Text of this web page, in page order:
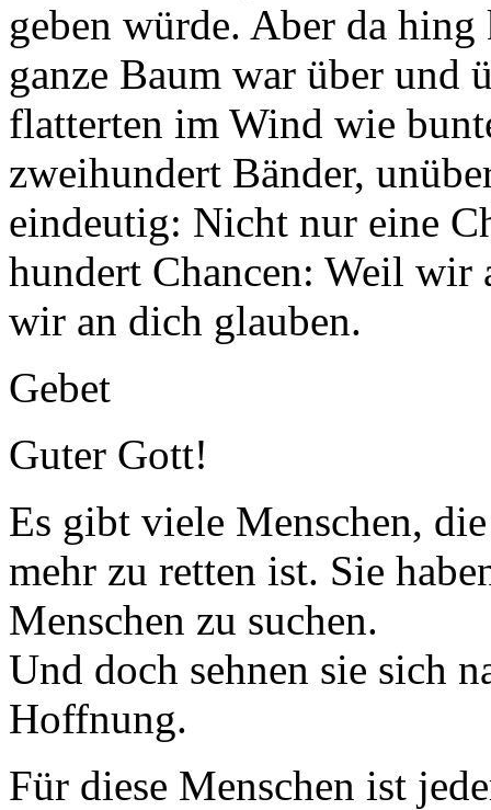
geben würde. Aber da
ganze Baum war über und
flatterten im Wind wie
zweihundert Bänder,
eindeutig: Nicht nur eine
hundert Chancen: Weil wir
wir an dich glauben.
Gebet
Guter Gott!
Es gibt viele Menschen,
mehr zu retten ist. Sie
Menschen zu suchen.
Und doch sehnen sie sich
Hoffnung.
Für diese Menschen ist